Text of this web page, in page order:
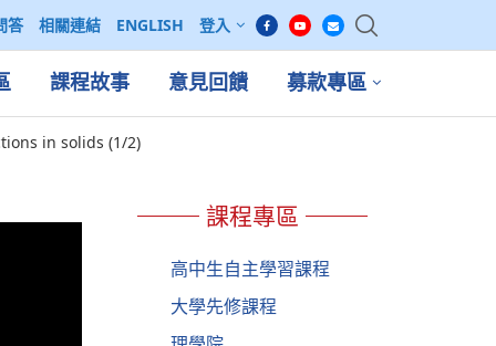
答 相關連結 ENGLISH 登入
課程故事 意見回饋 募款專區
in solids (1/2)
課程專區
高中生自主學習課程
大學先修課程